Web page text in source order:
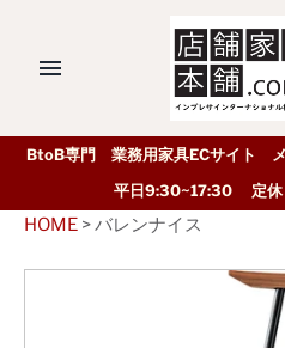
BtoB専門 業務用家具ECサイト
平日9:30~17:30 定休
HOME >バレンナイス